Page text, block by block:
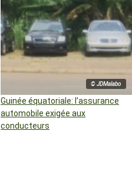
© JDMalabo
Guinée équatoriale: l’assurance
automobile exigée aux
conducteurs